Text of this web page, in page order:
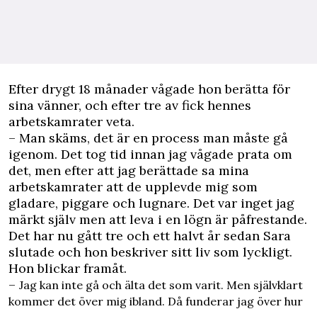
Efter drygt 18 månader vågade hon berätta för
sina vänner, och efter tre av fick hennes
arbetskamrater veta.
– Man skäms, det är en process man måste gå
igenom. Det tog tid innan jag vågade prata om
det, men efter att jag berättade sa mina
arbetskamrater att de upplevde mig som
gladare, piggare och lugnare. Det var inget jag
märkt själv men att leva i en lögn är påfrestande.
Det har nu gått tre och ett halvt år sedan Sara
slutade och hon beskriver sitt liv som lyckligt.
Hon blickar framåt.
– Jag kan inte gå och älta det som varit. Men självklart
kommer det över mig ibland. Då funderar jag över hur